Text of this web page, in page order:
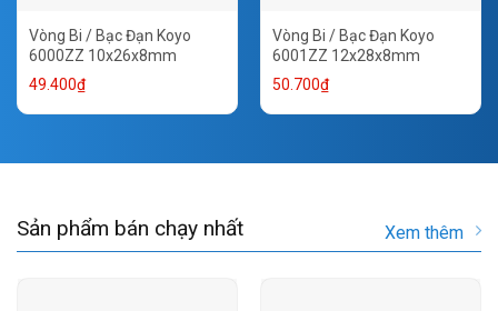
Vòng Bi / Bạc Đạn Koyo
6000ZZ 10x26x8mm
49.400₫
Vòng Bi / Bạc Đạn Koyo
6001ZZ 12x28x8mm
50.700₫
Sản phẩm bán chạy nhất Xem thêm